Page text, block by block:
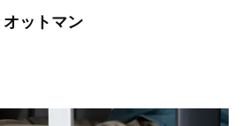
オットマン